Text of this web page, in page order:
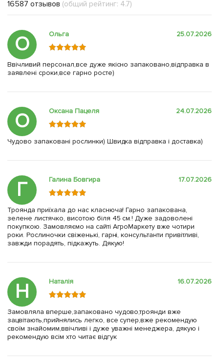
16587 отзывов (общий рейтинг: 4.7)
О Ольга 25.07.2026
Ввічливий персонал,все дуже якісно запаковано,відправка в
заявлені сроки,все гарно росте)
О Оксана Пацеля 24.07.2026
Чудово запаковані рослинки) Швидка відправка і доставка)
Г Галина Бовгира 17.07.2026
Троянда приїхала до нас класнюча! Гарно запакована,
зелене листячко, висотою біля 45 см.! Дуже задоволені
покупкою. Замовляємо на сайті АгроМаркету вже чотири
роки. Рослиночки свіженькі, гарні, консультанти привітливі,
завжди порадять, підкажуть. Дякую!
Н Наталія 16.07.2026
Замовляла вперше,запаковано чудово,троянди вже
зацвітають,прийнялись легко, все супер,вже рекомендую
своїм знайомим,ввічливі і дуже уважні менеджера, дякую і
рекомендую всім хто читає відгук